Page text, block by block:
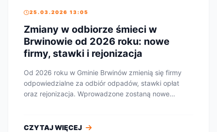
25.03.2026 13:05
Zmiany w odbiorze śmieci w
Brwinowie od 2026 roku: nowe
firmy, stawki i rejonizacja
Od 2026 roku w Gminie Brwinów zmienią się firmy
odpowiedzialne za odbiór odpadów, stawki opłat
oraz rejonizacja. Wprowadzone zostaną nowe
CZYTAJ WIĘCEJ